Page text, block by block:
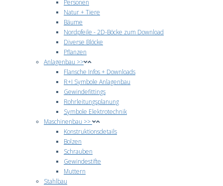
Personen
Natur + Tiere
Bäume
Nordpfeile - 2D-Böcke zum Download
Diverse Blöcke
Pflanzen
Anlagenbau >>
Flansche Infos + Downloads
R+I Symbole Anlagenbau
Gewindefittings
Rohrleitungsplanung
Symbole Elektrotechnik
Maschinenbau >>
Konstruktionsdetails
Bolzen
Schrauben
Gewindestifte
Muttern
Stahlbau